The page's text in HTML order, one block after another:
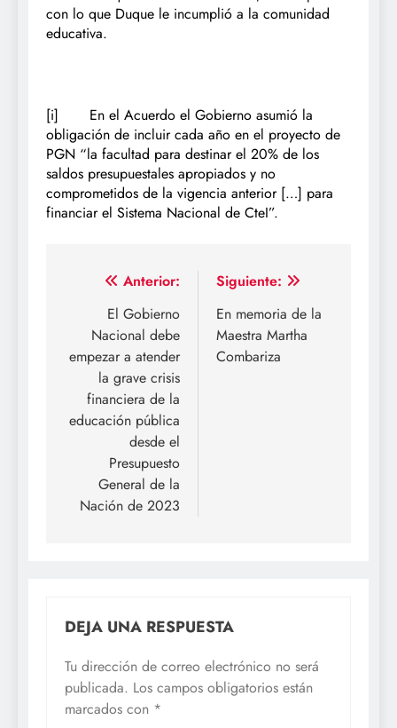
con lo que Duque le incumplió a la comunidad
educativa.
[i] En el Acuerdo el Gobierno asumió la
obligación de incluir cada año en el proyecto de
PGN “la facultad para destinar el 20% de los
saldos presupuestales apropiados y no
comprometidos de la vigencia anterior […] para
financiar el Sistema Nacional de CteI”.
Navegación
entradas
Anterior:
El Gobierno
Nacional debe
empezar a atender
la grave crisis
financiera de la
educación pública
desde el
Presupuesto
General de la
Nación de 2023
Siguiente:
En memoria de la
Maestra Martha
Combariza
DEJA UNA RESPUESTA
Tu dirección de correo electrónico no será
publicada. Los campos obligatorios están
marcados con *